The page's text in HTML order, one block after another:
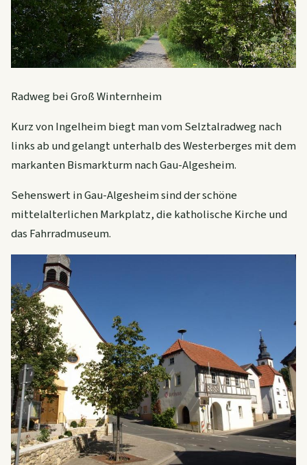
Radweg bei Groß Winternheim
Kurz von Ingelheim biegt man vom Selztalradweg nach
links ab und gelangt unterhalb des Westerberges mit dem
markanten Bismarkturm nach Gau-Algesheim.
Sehenswert in Gau-Algesheim sind der schöne
mittelalterlichen Markplatz, die katholische Kirche und
das Fahrradmuseum.